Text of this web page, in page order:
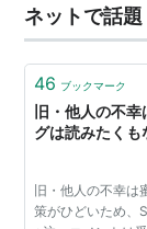
で下記はイメ
てお礼を申し
欄に載って昨
ネットで話題
46 ブックマーク
旧・他人の不
グは読みたくも
旧・他人の不幸は
策がひどいため、